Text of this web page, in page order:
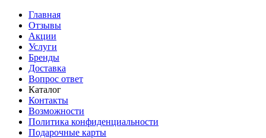
Главная
Отзывы
Акции
Услуги
Бренды
Доставка
Вопрос ответ
Каталог
Контакты
Возможности
Политика конфиденциальности
Подарочные карты